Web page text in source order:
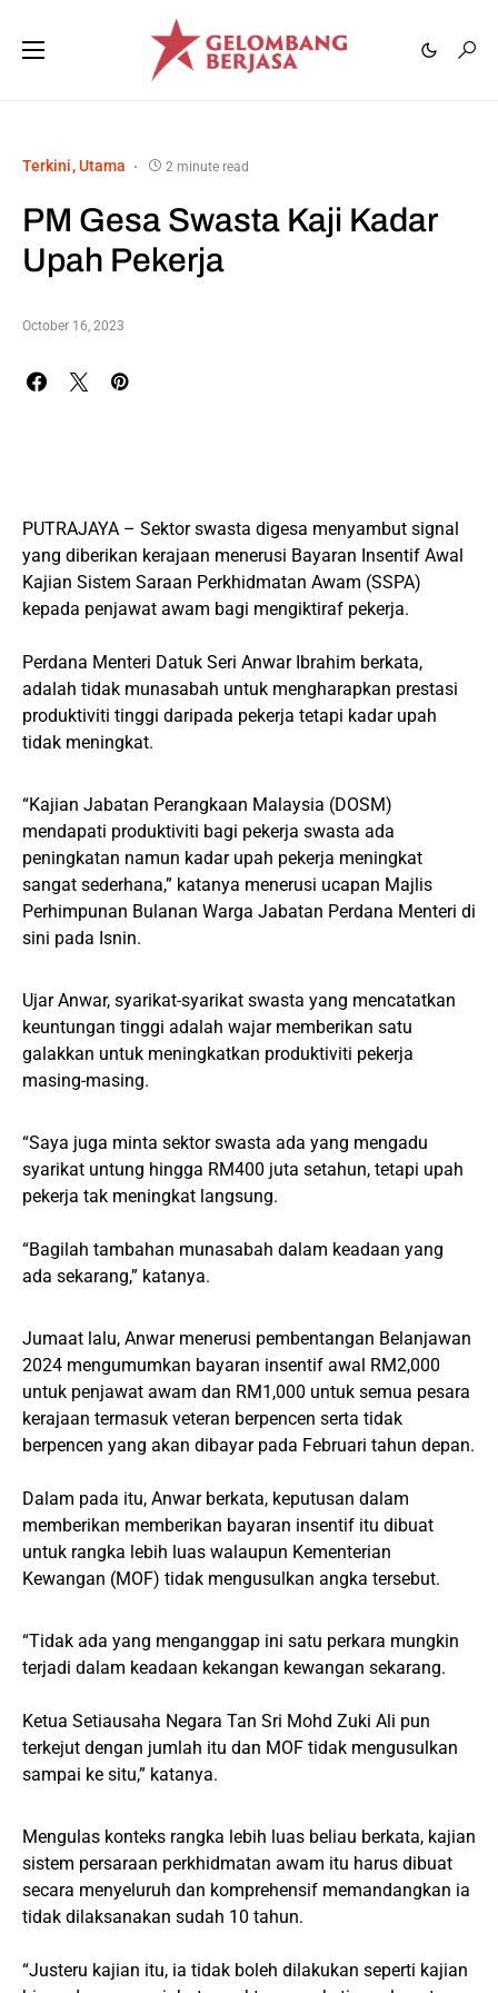
Terkini Utama 2 minute read
PM Gesa Swasta Kaji Kadar
Upah Pekerja
October 16, 2023
PUTRAJAYA – Sektor swasta digesa menyambut signal
yang diberikan kerajaan menerusi Bayaran Insentif Awal
Kajian Sistem Saraan Perkhidmatan Awam (SSPA)
kepada penjawat awam bagi mengiktiraf pekerja.
Perdana Menteri Datuk Seri Anwar Ibrahim berkata,
adalah tidak munasabah untuk mengharapkan prestasi
produktiviti tinggi daripada pekerja tetapi kadar upah
tidak meningkat.
“Kajian Jabatan Perangkaan Malaysia (DOSM)
mendapati produktiviti bagi pekerja swasta ada
peningkatan namun kadar upah pekerja meningkat
sangat sederhana,” katanya menerusi ucapan Majlis
Perhimpunan Bulanan Warga Jabatan Perdana Menteri di
sini pada Isnin.
Ujar Anwar, syarikat-syarikat swasta yang mencatatkan
keuntungan tinggi adalah wajar memberikan satu
galakkan untuk meningkatkan produktiviti pekerja
masing-masing.
“Saya juga minta sektor swasta ada yang mengadu
syarikat untung hingga RM400 juta setahun, tetapi upah
pekerja tak meningkat langsung.
“Bagilah tambahan munasabah dalam keadaan yang
ada sekarang,” katanya.
Jumaat lalu, Anwar menerusi pembentangan Belanjawan
2024 mengumumkan bayaran insentif awal RM2,000
untuk penjawat awam dan RM1,000 untuk semua pesara
kerajaan termasuk veteran berpencen serta tidak
berpencen yang akan dibayar pada Februari tahun depan.
Dalam pada itu, Anwar berkata, keputusan dalam
memberikan memberikan bayaran insentif itu dibuat
untuk rangka lebih luas walaupun Kementerian
Kewangan (MOF) tidak mengusulkan angka tersebut.
“Tidak ada yang menganggap ini satu perkara mungkin
terjadi dalam keadaan kekangan kewangan sekarang.
Ketua Setiausaha Negara Tan Sri Mohd Zuki Ali pun
terkejut dengan jumlah itu dan MOF tidak mengusulkan
sampai ke situ,” katanya.
Mengulas konteks rangka lebih luas beliau berkata, kajian
sistem persaraan perkhidmatan awam itu harus dibuat
secara menyeluruh dan komprehensif memandangkan ia
tidak dilaksanakan sudah 10 tahun.
“Justeru kajian itu, ia tidak boleh dilakukan seperti kajian